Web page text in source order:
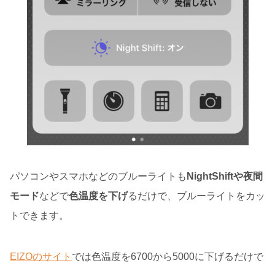
パソコンやスマホなどのブルーライトも NightShiftや夜間
モードなどで色温度を下げるだけで、ブルーライトをカッ
トできます。
EIZOのサイト では色温度を6700から5000に下げるだけで